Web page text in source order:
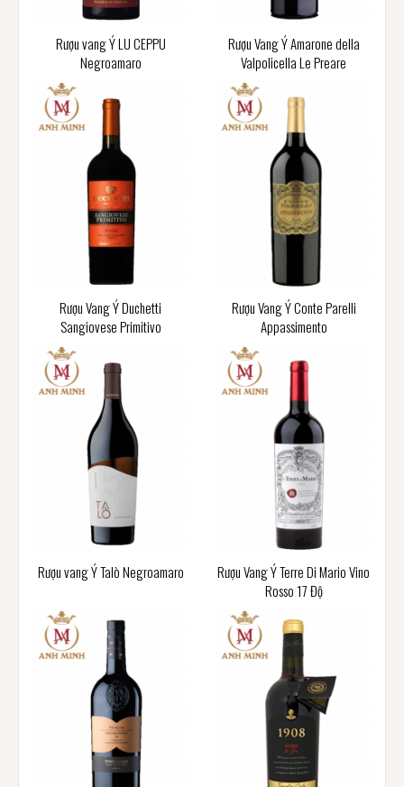
Rượu vang Ý LU CEPPU
Negroamaro
Rượu Vang Ý Amarone della
Valpolicella Le Preare
Rượu Vang Ý Duchetti
Sangiovese Primitivo
Rượu Vang Ý Conte Parelli
Appassimento
Rượu vang Ý Talò Negroamaro
Rượu Vang Ý Terre Di Mario Vino
Rosso 17 Độ